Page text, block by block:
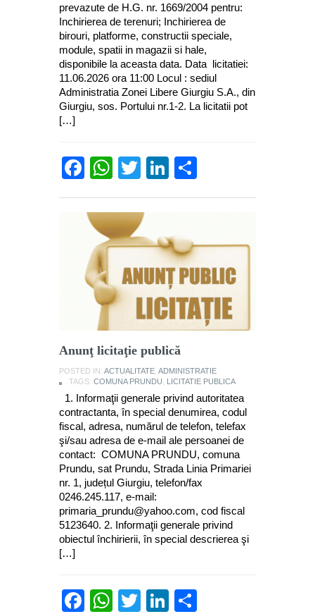
prevazute de H.G. nr. 1669/2004 pentru:
Inchirierea de terenuri; Inchirierea de
birouri, platforme, constructii speciale,
module, spatii in magazii si hale,
disponibile la aceasta data. Data licitatiei:
11.06.2026 ora 11:00 Locul : sediul
Administratia Zonei Libere Giurgiu S.A., din
Giurgiu, sos. Portului nr.1-2. La licitatii pot
[…]
Facebook
WhatsApp
TwitterLinkedIn
Anunţ licitaţie publică
POSTED IN: ACTUALITATE ADMINISTRATIE
TAGS: COMUNA PRUNDU LICITATIE PUBLICA
1. Informaţii generale privind autoritatea
contractanta, în special denumirea, codul
fiscal, adresa, numărul de telefon, telefax
şi/sau adresa de e-mail ale persoanei de
contact: COMUNA PRUNDU, comuna
Prundu, sat Prundu, Strada Linia Primariei
nr. 1, județul Giurgiu, telefon/fax
0246.245.117, e-mail:
primaria_prundu@yahoo.com, cod fiscal
5123640. 2. Informaţii generale privind
obiectul închirierii, în special descrierea şi
[…]
Facebook
WhatsApp
TwitterLinkedIn